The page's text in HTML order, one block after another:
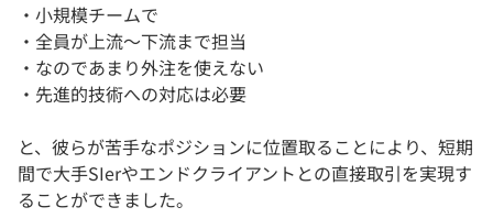
・小規模チームで
・全員が上流～下流まで担当
・なのであまり外注を使えない
・先進的技術への対応は必要
と、彼らが苦手なポジションに位置取ることにより、短期
間で大手SIerやエンドクライアントとの直接取引を実現す
ることができました。